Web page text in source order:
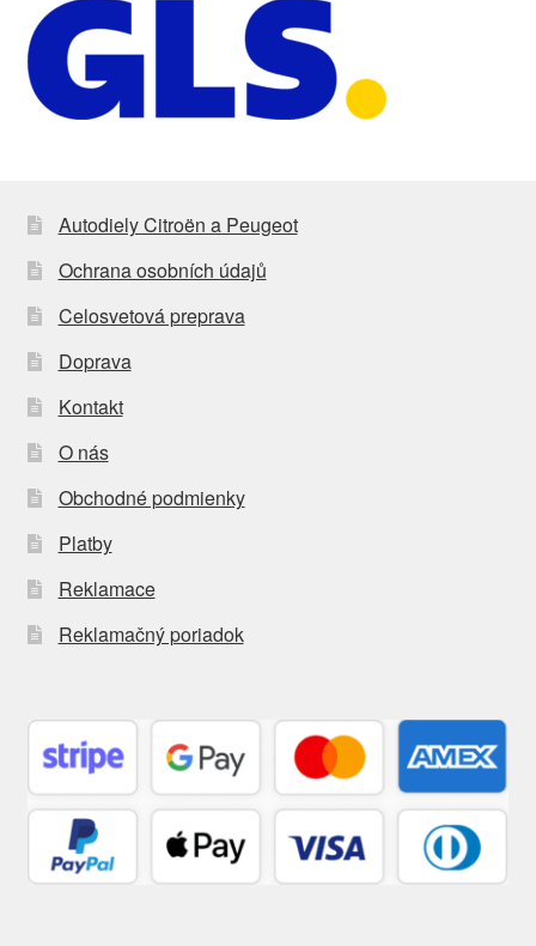
Autodiely Citroën a Peugeot
Ochrana osobních údajů
Celosvetová preprava
Doprava
Kontakt
O nás
Obchodné podmienky
Platby
Reklamace
Reklamačný poriadok